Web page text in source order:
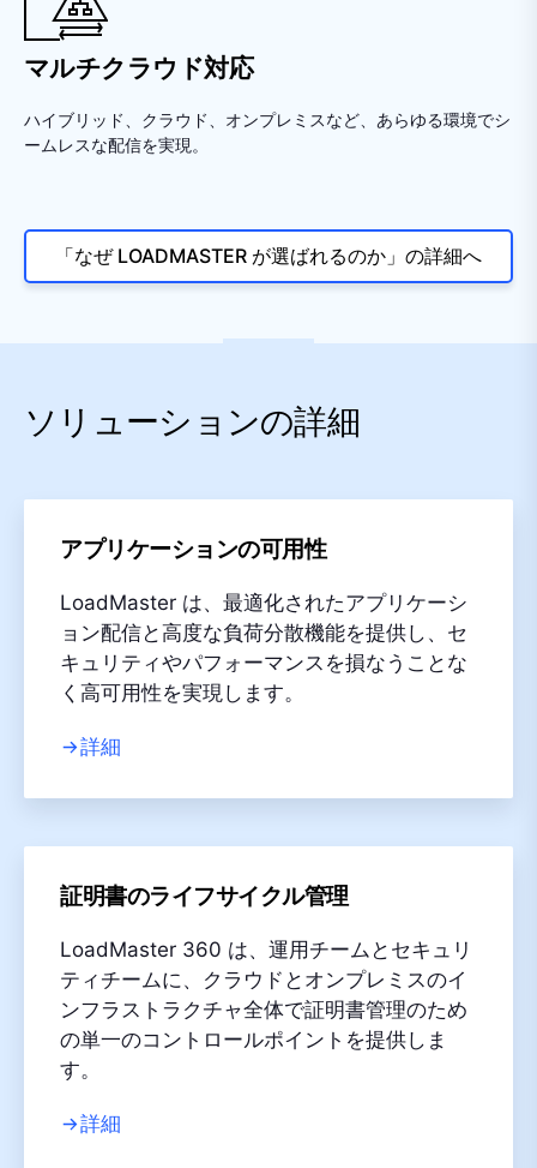
マルチクラウド対応
ハイブリッド、クラウド、オンプレミスなど、あらゆる環境でシ
ームレスな配信を実現。
「なぜ LOADMASTER が選ばれるのか」の詳細へ
ソリューションの詳細
アプリケーションの可用性
LoadMaster は、最適化されたアプリケーシ
ョン配信と高度な負荷分散機能を提供し、セ
キュリティやパフォーマンスを損なうことな
く高可用性を実現します。
詳細
証明書のライフサイクル管理
LoadMaster 360 は、運用チームとセキュリ
ティチームに、クラウドとオンプレミスのイ
ンフラストラクチャ全体で証明書管理のため
の単一のコントロールポイントを提供しま
す。
詳細